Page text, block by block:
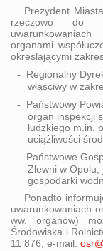
Prezydent
rzeczowo do
organami
określającymi
-
Regionalny
właściwy w
-
Państwowy
organ inspekcji
ludzkiego m.in.
uciążliwości
-
Państwowe
Zlewni w Opolu,
gospodarki
Ponadto
uwarunkowaniach
ww. organów)
Środowiska i
11 876, e-mail: